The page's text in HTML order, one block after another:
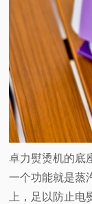
卓力熨烫机的底
一个功能就是蒸
上，足以防止